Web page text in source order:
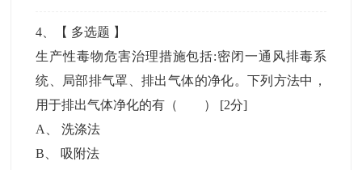
4 、【 多选题 】
生产性毒物危害治理措施包括:密闭一通风排毒系
统、局部排气罩、排出气体的净化。下列方法中，
用于排出气体净化的有（ ） [2分]
A
、洗涤法
B
吸附法